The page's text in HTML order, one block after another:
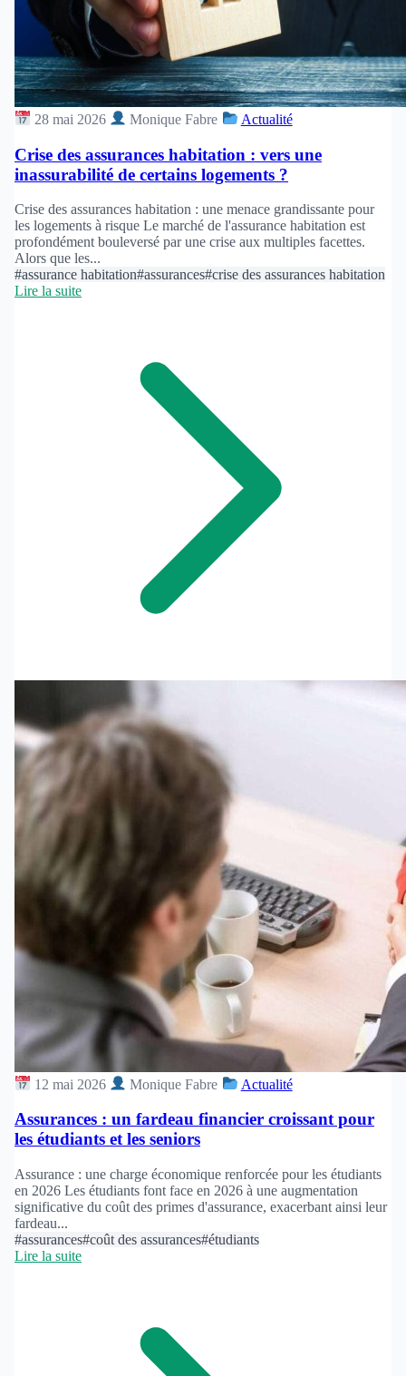
28 mai 2026 Monique Fabre Actualité
Crise des assurances habitation : vers une
inassurabilité de certains logements ?
Crise des assurances habitation : une menace grandissante pour
les logements à risque Le marché de l'assurance habitation est
profondément bouleversé par une crise aux multiples facettes.
Alors que les...
#assurance habitation#assurances#crise des assurances habitation
Lire la suite
12 mai 2026 Monique Fabre Actualité
Assurances : un fardeau financier croissant pour
les étudiants et les seniors
Assurance : une charge économique renforcée pour les étudiants
en 2026 Les étudiants font face en 2026 à une augmentation
significative du coût des primes d'assurance, exacerbant ainsi leur
fardeau...
#assurances#coût des assurances#étudiants
Lire la suite